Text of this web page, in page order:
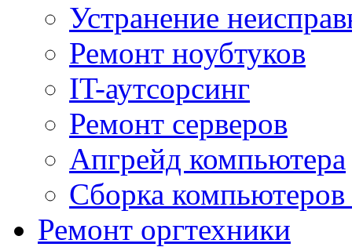
Устранение
Ремонт ноубтуков
IT-аутсорсинг
Ремонт серверов
Апгрейд компьютера
Сборка компьютеров
Ремонт оргтехники